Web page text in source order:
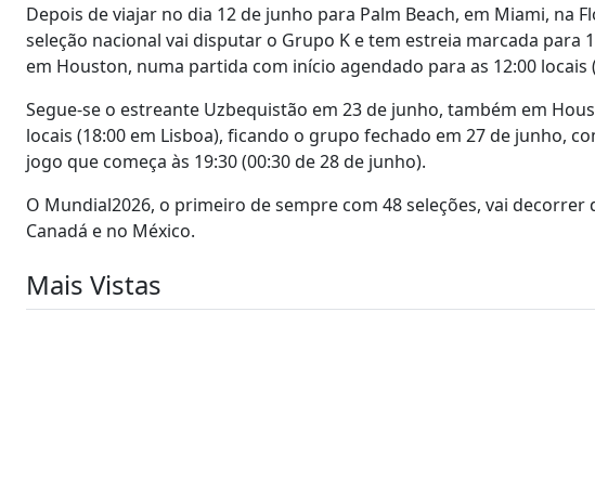
Depois de viajar no dia 12 de junho para Palm Beach, em Miami, na
seleção nacional vai disputar o Grupo K e tem estreia marcada para
em Houston, numa partida com início agendado para as 12:00 locais
Segue-se o estreante Uzbequistão em 23 de junho, também em
locais (18:00 em Lisboa), ficando o grupo fechado em 27 de junho,
jogo que começa às 19:30 (00:30 de 28 de junho).
O Mundial2026, o primeiro de sempre com 48 seleções, vai
Canadá e no México.
Mais Vistas